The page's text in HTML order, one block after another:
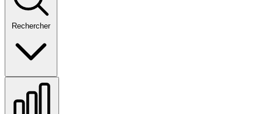
Rechercher